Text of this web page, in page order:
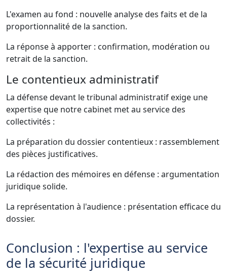
L'examen au fond : nouvelle analyse des faits et de la
proportionnalité de la sanction.
La réponse à apporter : confirmation, modération ou
retrait de la sanction.
Le contentieux administratif
La défense devant le tribunal administratif exige une
expertise que notre cabinet met au service des
collectivités :
La préparation du dossier contentieux : rassemblement
des pièces justificatives.
La rédaction des mémoires en défense : argumentation
juridique solide.
La représentation à l'audience : présentation efficace du
dossier.
Conclusion : l'expertise au service
de la sécurité juridique